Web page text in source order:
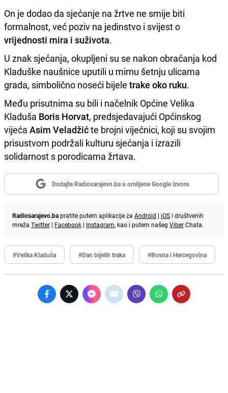
On je dodao da sjećanje na žrtve ne smije biti
formalnost, već poziv na jedinstvo i svijest o
vrijednosti mira i suživota.
U znak sjećanja, okupljeni su se nakon obraćanja kod
Kladuške naušnice uputili u mirnu šetnju ulicama
grada, simbolično noseći bijele trake oko ruku.
Među prisutnima su bili i načelnik Općine Velika
Kladuša Boris Horvat, predsjedavajući Općinskog
vijeća Asim Veladžićte brojni vijećnici, koji su svojim
prisustvom podržali kulturu sjećanja i izrazili
solidarnost s porodicama žrtava.
Dodajte Radiosarajevo.ba u omiljene Google izvore
Radiosarajevo.bapratite putem aplikacije za Android | iOS i društvenih
mreža Twitter | Facebook | Instagram, kao i putem našeg ViberChata.
#Velika Kladuša #Dan bijelih traka #Bosna i Hercegovina